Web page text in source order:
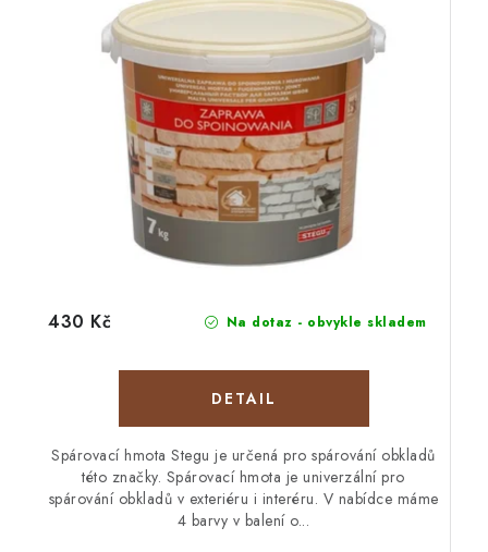
Na dotaz - obvykle skladem
430 Kč
Spárovací hmota Stegu je určená pro spárování obkladů
této značky. Spárovací hmota je univerzální pro
spárování obkladů v exteriéru i interéru. V nabídce máme
4 barvy v balení o...